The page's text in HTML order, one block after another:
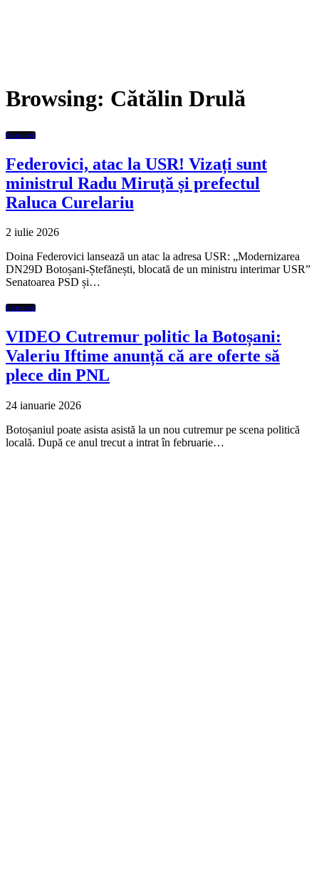
Browsing: Cătălin Drulă
Featured
Federovici, atac la USR! Vizați sunt
ministrul Radu Miruță și prefectul
Raluca Curelariu
2 iulie 2026
Doina Federovici lansează un atac la adresa USR: „Modernizarea
DN29D Botoșani-Ștefănești, blocată de un ministru interimar USR”
Senatoarea PSD și…
Featured
VIDEO Cutremur politic la Botoșani:
Valeriu Iftime anunță că are oferte să
plece din PNL
24 ianuarie 2026
Botoșaniul poate asista asistă la un nou cutremur pe scena politică
locală. După ce anul trecut a intrat în februarie…